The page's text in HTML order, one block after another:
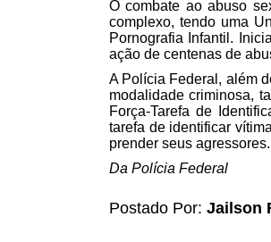
O combate ao abuso
complexo, tendo uma
Pornografia Infantil.
ação de centenas de
A Polícia Federal, além
modalidade criminosa,
Força-Tarefa de
tarefa de identificar
prender seus agressores.
Da Polícia Federal
Postado Por: Jailson